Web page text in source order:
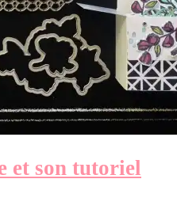
et son tutoriel